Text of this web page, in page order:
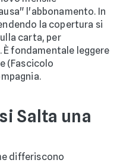
l'abbonamento. In
la copertura si
carta, per
fondamentale leggere
(Fascicolo
Salta una
differiscono